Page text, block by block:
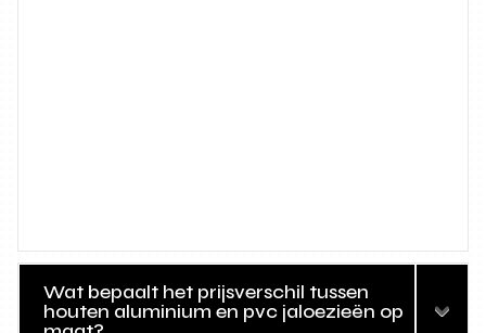
Wat bepaalt het prijsverschil tussen
houten aluminium en pvc jaloezieën op